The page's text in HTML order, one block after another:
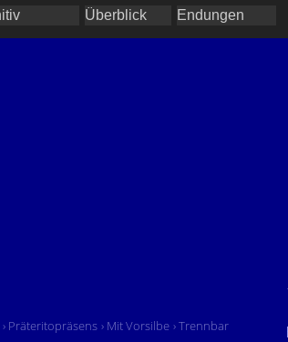
› Präteritopräsens › Mit Vorsilbe › Trennbar